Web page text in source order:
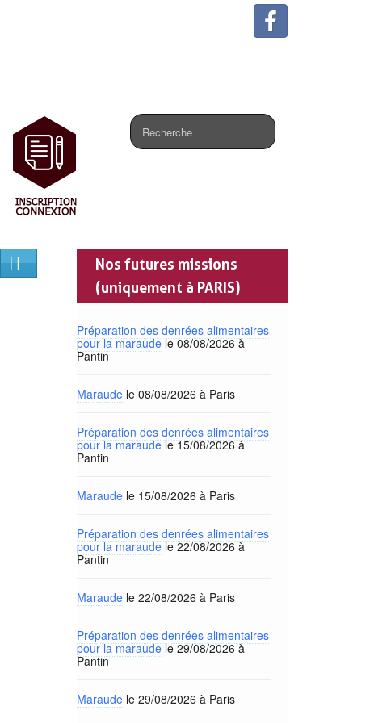
Nos futures missions
(uniquement à PARIS)
Préparation des denrées alimentaires
pour la maraudele 08/08/2026 à
Pantin
Maraude le 08/08/2026 à Paris
Préparation des denrées alimentaires
pour la maraudele 15/08/2026 à
Pantin
Maraude le 15/08/2026 à Paris
Préparation des denrées alimentaires
pour la maraudele 22/08/2026 à
Pantin
Maraude le 22/08/2026 à Paris
Préparation des denrées alimentaires
pour la maraudele 29/08/2026 à
Pantin
Maraude le 29/08/2026 à Paris